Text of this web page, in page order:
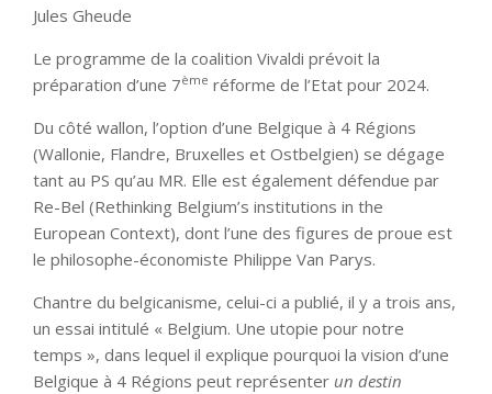
Jules Gheude
Le programme de la coalition Vivaldi prévoit la
préparation d’une 7ème réforme de l’Etat pour 2024.
Du côté wallon, l’option d’une Belgique à 4 Régions
(Wallonie, Flandre, Bruxelles et Ostbelgien) se dégage
tant au PS qu’au MR. Elle est également défendue par
Re-Bel (Rethinking Belgium’s institutions in the
European Context), dont l’une des figures de proue est
le philosophe-économiste Philippe Van Parys.
Chantre du belgicanisme, celui-ci a publié, il y a trois ans,
un essai intitulé « Belgium. Une utopie pour notre
temps », dans lequel il explique pourquoi la vision d’une
Belgique à 4 Régions peut représenter un destin